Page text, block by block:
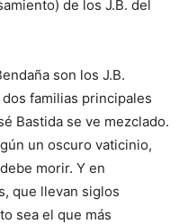
de los J.B. del
son los J.B.
familias principales
Bastida se ve mezclado.
un oscuro vaticinio,
morir. Y en
que llevan siglos
sea el que más